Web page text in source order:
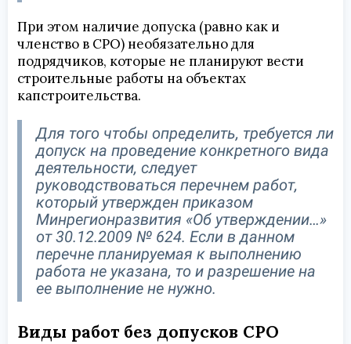
При этом наличие допуска (равно как и
членство в СРО) необязательно для
подрядчиков, которые не планируют вести
строительные работы на объектах
капстроительства.
Для того чтобы определить, требуется ли
допуск на проведение конкретного вида
деятельности, следует
руководствоваться перечнем работ,
который утвержден приказом
Минрегионразвития «Об утверждении…»
от 30.12.2009 № 624. Если в данном
перечне планируемая к выполнению
работа не указана, то и разрешение на
ее выполнение не нужно.
Виды работ без допусков СРО